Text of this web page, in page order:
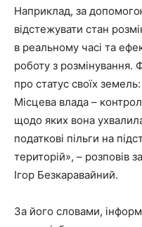
Наприклад, за
відстежувати стан
в реальному часі та
роботу з розмінування.
про статус своїх
Місцева влада –
щодо яких вона
податкові пільги на
територій», – розповів
Ігор Безкаравайний.
За його словами,